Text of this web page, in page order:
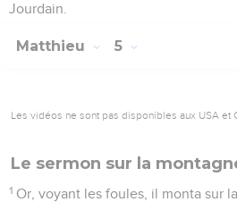
Jourdain.
Matthieu 5
Les vidéos ne sont pas disponibles aux USA et
Le sermon sur la
1 Or, voyant les foules, il monta sur